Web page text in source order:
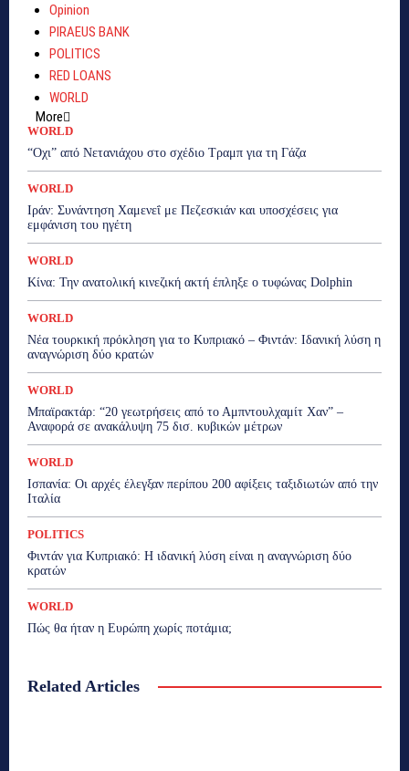
Opinion
PIRAEUS BANK
POLITICS
RED LOANS
WORLD
More
WORLD
“Οχι” από Νετανιάχου στο σχέδιο Τραμπ για τη Γάζα
WORLD
Ιράν: Συνάντηση Χαμενεΐ με Πεζεσκιάν και υποσχέσεις για
εμφάνιση του ηγέτη
WORLD
Κίνα: Την ανατολική κινεζική ακτή έπληξε ο τυφώνας Dolphin
WORLD
Νέα τουρκική πρόκληση για το Κυπριακό – Φιντάν: Ιδανική λύση η
αναγνώριση δύο κρατών
WORLD
Μπαϊρακτάρ: “20 γεωτρήσεις από το Αμπντουλχαμίτ Χαν” –
Αναφορά σε ανακάλυψη 75 δισ. κυβικών μέτρων
WORLD
Ισπανία: Οι αρχές έλεγξαν περίπου 200 αφίξεις ταξιδιωτών από την
Ιταλία
POLITICS
Φιντάν για Κυπριακό: Η ιδανική λύση είναι η αναγνώριση δύο
κρατών
WORLD
Πώς θα ήταν η Ευρώπη χωρίς ποτάμια;
Related Articles